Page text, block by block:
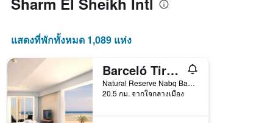
แสดงที่พักทั้งหมด 1,089 แห่ง
Barceló Tiran Sharm
Natural Reserve Nabq Bay Plot 27, ชาร์ม เอล ชีค, อียิปต์
20.5 กม. จากใจกลางเมือง